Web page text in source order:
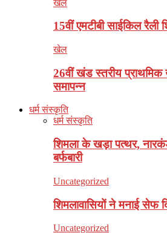
खेल
15वीं एमटीबी साईकिल
खेल
26वीं खंड स्तरीय प्राथमिक
समापन्न
धर्म संस्कृति
धर्म संस्कृति
शिमला के खड़ा पत्थर,
बर्फबारी
Uncategorized
शिमलावासियों ने मनाई सेफ
Uncategorized